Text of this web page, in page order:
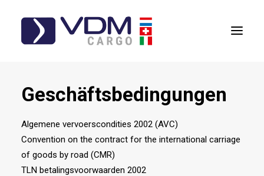
ÜBER UNS
IMPRESSION
KONTAKT
Geschäftsbedingungen
Algemene vervoerscondities 2002 (AVC)
Convention on the contract for the international carriage
of goods by road (CMR)
TLN betalingsvoorwaarden 2002